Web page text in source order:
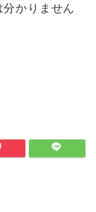
かりません